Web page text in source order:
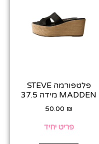
פלטפורמה STEVE
MADDEN מידה 37.5
50.00 ₪
פריט יחיד